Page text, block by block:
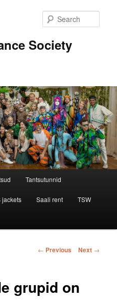
Society
Tantsutunnid
jackets Saali rent TSW
Post navigation
← Previous Next →
grupid on